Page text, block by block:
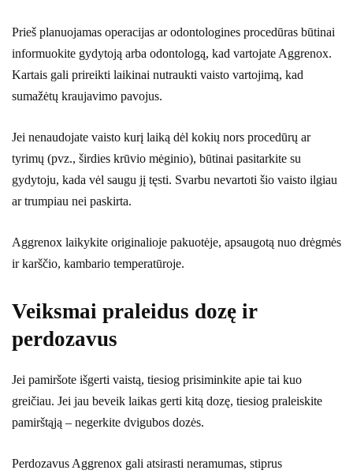
Prieš planuojamas operacijas ar odontologines procedūras būtinai
informuokite gydytoją arba odontologą, kad vartojate Aggrenox.
Kartais gali prireikti laikinai nutraukti vaisto vartojimą, kad
sumažėtų kraujavimo pavojus.
Jei nenaudojate vaisto kurį laiką dėl kokių nors procedūrų ar
tyrimų (pvz., širdies krūvio mėginio), būtinai pasitarkite su
gydytoju, kada vėl saugu jį tęsti. Svarbu nevartoti šio vaisto ilgiau
ar trumpiau nei paskirta.
Aggrenox laikykite originalioje pakuotėje, apsaugotą nuo drėgmės
ir karščio, kambario temperatūroje.
Veiksmai praleidus dozę ir
perdozavus
Jei pamiršote išgerti vaistą, tiesiog prisiminkite apie tai kuo
greičiau. Jei jau beveik laikas gerti kitą dozę, tiesiog praleiskite
pamirštąją – negerkite dvigubos dozės.
Perdozavus Aggrenox gali atsirasti neramumas, stiprus